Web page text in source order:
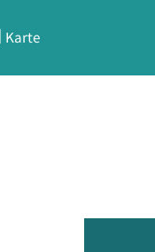
Karte